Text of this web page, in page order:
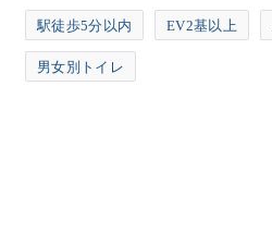
駅徒歩5分以内 EV2基以上
男女別トイレ